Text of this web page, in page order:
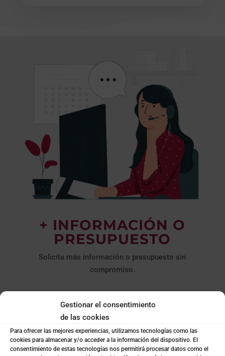
Gestionar el consentimiento
de las cookies
Para ofrecer las mejores experiencias, utilizamos tecnologías como las
cookies para almacenar y/o acceder a la información del dispositivo. El
consentimiento de estas tecnologías nos permitirá procesar datos como el
+ INFORMACIÓN O
PRESUPUESTO
Solicita más información o presupuesto sin
compromiso.
 Llámanos
+34 963 942 775